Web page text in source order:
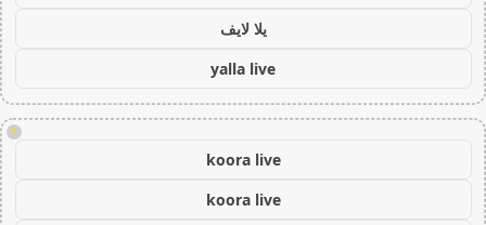
يلا لايف
yalla live
!
koora live
koora live